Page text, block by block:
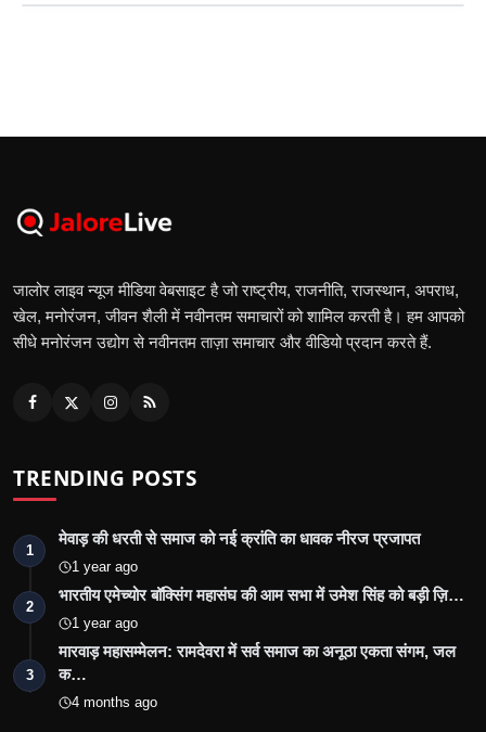
जालोर लाइव न्यूज मीडिया वेबसाइट है जो राष्ट्रीय, राजनीति, राजस्थान, अपराध,
खेल, मनोरंजन, जीवन शैली में नवीनतम समाचारों को शामिल करती है। हम आपको
सीधे मनोरंजन उद्योग से नवीनतम ताज़ा समाचार और वीडियो प्रदान करते हैं.
TRENDING POSTS
1
मेवाड़ की धरती से समाज को नई क्रांति का धावक नीरज प्रजापत
1 year ago
2
भारतीय एमेच्योर बॉक्सिंग महासंघ की आम सभा में उमेश सिंह को बड़ी ज़ि…
1 year ago
3
मारवाड़ महासम्मेलन: रामदेवरा में सर्व समाज का अनूठा एकता संगम, जल
क…
4 months ago